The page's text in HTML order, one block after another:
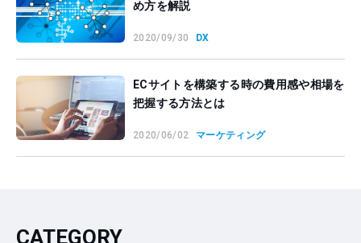
め方を解説
2020/09/30 DX
ECサイトを構築する時の費用感や相場を
把握する方法とは
2020/06/02 マーケティング
CATEGORY